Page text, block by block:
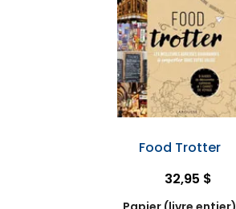
Food Trotter
32,95 $